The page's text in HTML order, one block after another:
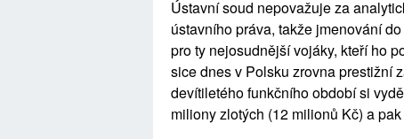
Ústavní soud nepovažuje za
ústavního práva, takže jmenování
pro ty nejosudnější vojáky, kteří ho
sice dnes v Polsku zrovna prestižní
devítiletého funkčního období si
miliony zlotých (12 milionů Kč) a